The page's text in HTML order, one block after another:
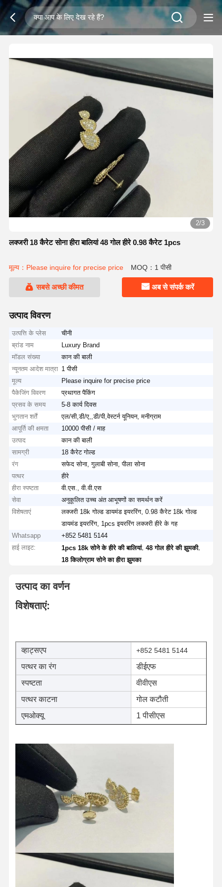
2/3
लक्जरी 18 कैरेट सोना हीरा बालियां 48 गोल हीरे 0.98 कैरेट 1pcs
मूल्य：Please inquire for precise price MOQ：1 पीसी
सबसे अच्छी कीमत अब से संपर्क करें
उत्पाद विवरण
उत्पत्ति के प्लेस
चीनी
ब्रांड नाम
Luxury Brand
मॉडल संख्या
कान की बाली
न्यूनतम आदेश मात्रा 1 पीसी
मूल्य
Please inquire for precise price
पैकेजिंग विवरण
प्रथागत पैकिंग
प्रसव के समय
5-8 कार्य दिवस
भुगतान शर्तें
एल/सी,डी/ए,,डी/पी,वेस्टर्न यूनियन, मनीग्राम
आपूर्ति की क्षमता
10000 पीसी / माह
उत्पाद
कान की बाली
सामग्री
18 कैरेट गोल्ड
रंग
सफेद सोना, गुलाबी सोना, पीला सोना
पत्थर
हीरे
हीरा स्पष्टता
वी.एस., वी.वी.एस
सेवा
अनुकूलित उच्च अंत आभूषणों का समर्थन करें
विशेषताएं
लक्जरी 18k गोल्ड डायमंड इयररिंग, 0.98 कैरेट 18k गोल्ड
डायमंड इयररिंग, 1pcs इयररिंग लक्जरी हीरे के गह
Whatsapp
+852 5481 5144
हाई लाइट:
1pcs 18k सोने के हीरे की बालियां,48 गोल हीरे की झुमकी,
18 किलोग्राम सोने का हीरा झुमका
उत्पाद का वर्णन
विशेषताएं:
व्हाट्सएप +852 5481 5144
पत्थर का रंग
डीईएफ
स्पष्टता
वीवीएस
पत्थर काटना
गोल कटौती
एमओक्यू
1 पीसीएस